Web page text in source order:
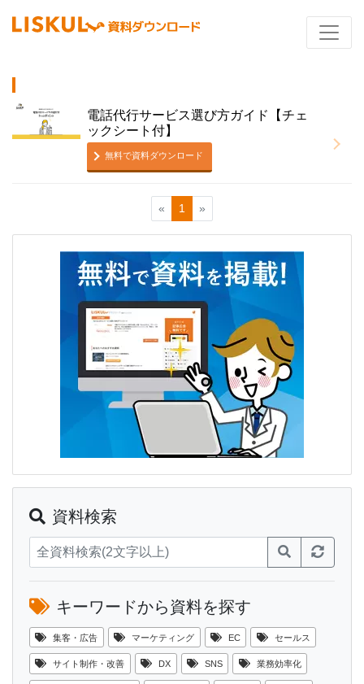
電話代行サービス選び方ガイド【チェ
ックシート付】
無料で資料ダウンロード
« 1 »
資料検索
キーワードから資料を探す
集客・広告 マーケティング EC セールス
サイト制作・改善 DX SNS 業務効率化